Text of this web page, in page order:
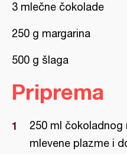
3 mlečne čokolade
250 g margarina
500 g šlaga
Priprema
250 ml čokoladnog
mlevene plazme i